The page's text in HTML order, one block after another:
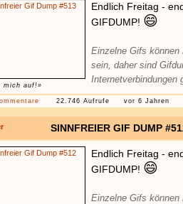
mich auf!»
Endlich Freitag -
GIFDUMP! 😄
Einzelne Gifs können
sein, daher sind
Internetverbindungen
22.746 Aufrufe vor 6 Jahren
SINNFREIER GIF DUMP
Endlich Freitag -
GIFDUMP! 😄
Einzelne Gifs können